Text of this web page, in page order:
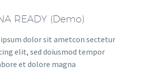
READY (Demo)
dolor sit ametcon sectetur
elit, sed doiusmod tempor
et dolore magna